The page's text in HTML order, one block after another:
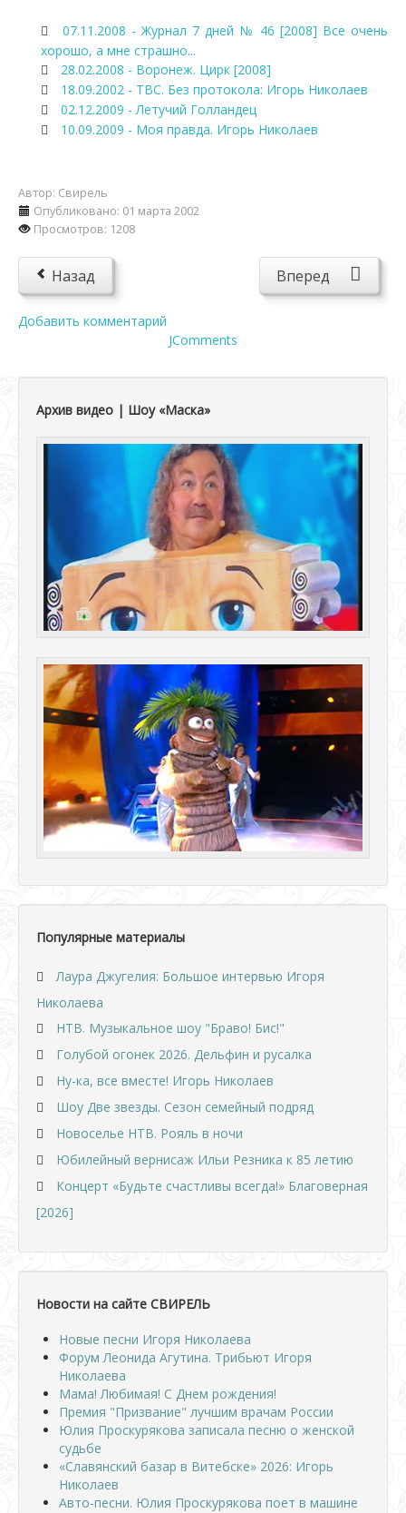
07.11.2008 - Журнал 7 дней № 46 [2008] Все очень
хорошо, а мне страшно...
28.02.2008 - Воронеж. Цирк [2008]
18.09.2002 - ТВС. Без протокола: Игорь Николаев
02.12.2009 - Летучий Голландец
10.09.2009 - Моя правда. Игорь Николаев
Автор: Свирель
Опубликовано: 01 марта 2002
Просмотров: 1208
Назад Вперед
Добавить комментарий
JComments
Архив видео | Шоу «Маска»
Популярные материалы
Лаура Джугелия: Большое интервью Игоря
Николаева
НТВ. Музыкальное шоу "Браво! Бис!"
Голубой огонек 2026. Дельфин и русалка
Ну-ка, все вместе! Игорь Николаев
Шоу Две звезды. Сезон семейный подряд
Новоселье НТВ. Рояль в ночи
Юбилейный вернисаж Ильи Резника к 85 летию
Концерт «Будьте счастливы всегда!» Благоверная
[2026]
Новости на сайте СВИРЕЛЬ
Новые песни Игоря Николаева
Форум Леонида Агутина. Трибьют Игоря
Николаева
Мама! Любимая! С Днем рождения!
Премия "Призвание" лучшим врачам России
Юлия Проскурякова записала песню о женской
судьбе
«Славянский базар в Витебске» 2026: Игорь
Николаев
Авто-песни. Юлия Проскурякова поет в машине